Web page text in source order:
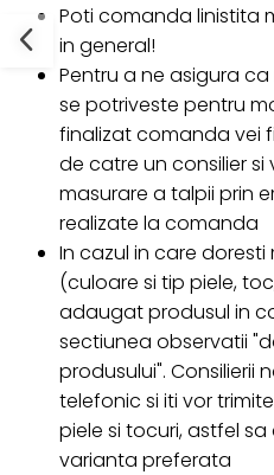
Poti comanda linistita
in general!
Pentru a ne asigura
se potriveste pentru
finalizat comanda vei
de catre un consilier si
masurare a talpii prin
realizate la comanda
In cazul in care
(culoare si tip piele,
adaugat produsul in
sectiunea observatii
produsului". Consilierii
telefonic si iti vor
piele si tocuri, astfel
varianta preferata